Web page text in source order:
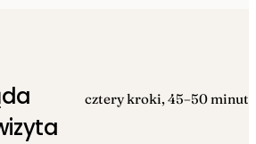
cztery kroki, 45–50 minut